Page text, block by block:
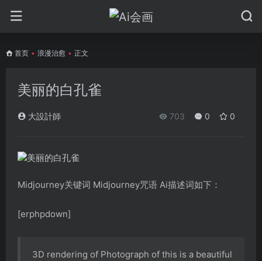
首页 • 浪漫治愈 • 正文
美丽的白孔雀
大設計師 703 0 0
Midjourney关键词 Midjourney咒语 Ai描述词如下：
[erphpdown]
3D rendering of Photograph of this is a beautiful